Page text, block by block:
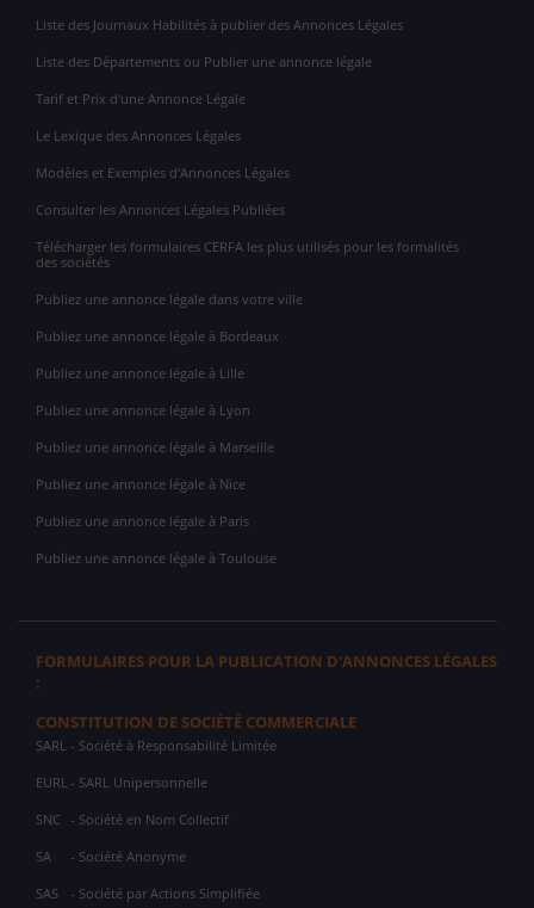
Liste des Journaux Habilités à publier des Annonces Légales
Liste des Départements ou Publier une annonce légale
Tarif et Prix d'une Annonce Légale
Le Lexique des Annonces Légales
Modèles et Exemples d'Annonces Légales
Consulter les Annonces Légales Publiées
Télécharger les formulaires CERFA les plus utilisés pour les formalités
des sociétés
Publiez une annonce légale dans votre ville
Publiez une annonce légale à Bordeaux
Publiez une annonce légale à Lille
Publiez une annonce légale à Lyon
Publiez une annonce légale à Marseille
Publiez une annonce légale à Nice
Publiez une annonce légale à Paris
Publiez une annonce légale à Toulouse
FORMULAIRES POUR LA PUBLICATION D'ANNONCES LÉGALES
:
CONSTITUTION DE SOCIÉTÉ COMMERCIALE
SARL - Société à Responsabilité Limitée
EURL - SARL Unipersonnelle
SNC - Société en Nom Collectif
SA - Société Anonyme
SAS - Société par Actions Simplifiée